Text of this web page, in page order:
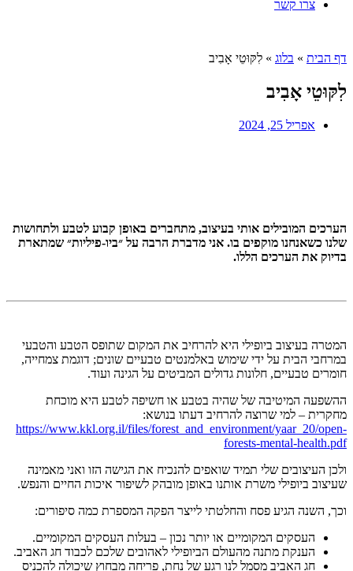
צרו קשר
דף הבית » בלוג » לִקּוּטֵי אָבִיב
לִקּוּטֵי אָבִיב
אפריל 25, 2024
הערכים המובילים אותי בעיצוב, מתחברים באופן קבוע לטבע ולתחושות
שלנו כשאנחנו מוקפים בו. אני מדברת הרבה על ״ביו-פיליות״ שמתארת
בדיוק את הערכים הללו.
המטרה בעיצוב ביופילי היא להרחיב את המקום שתופס הטבע והטבעי
במרחבי הבית על ידי שימוש באלמנטים טבעיים שונים; דוגמת צמחייה,
חומרים טבעיים, חלונות גדולים המביטים על הגינה ועוד.
ההשפעה המיטיבה של שהיה בטבע או חשיפה לטבע היא מוכחת
מחקרית – למי שרוצה להרחיב דעתו בנושא:
https://www.kkl.org.il/files/forest_and_environment/yaar_20/open-
forests-mental-health.pdf
ולכן העיצובים שלי תמיד שואפים להנכיח את הגישה הזו ואני מאמינה
שעיצוב ביופילי משרת אותנו באופן מובהק לשיפור איכות החיים והנפש.
וכך, השנה הגיע פסח והחלטתי לייצר הפקה המספרת כמה סיפורים:
העסקים המקומיים או יותר נכון – בעלות העסקים המקומיים.
הענקת מתנה מהעולם הביופילי לאהובים שלכם לכבוד חג האביב.
חג האביב מסמל לנו רגע של נחת, פריחה מבחוץ שיכולה להכניס